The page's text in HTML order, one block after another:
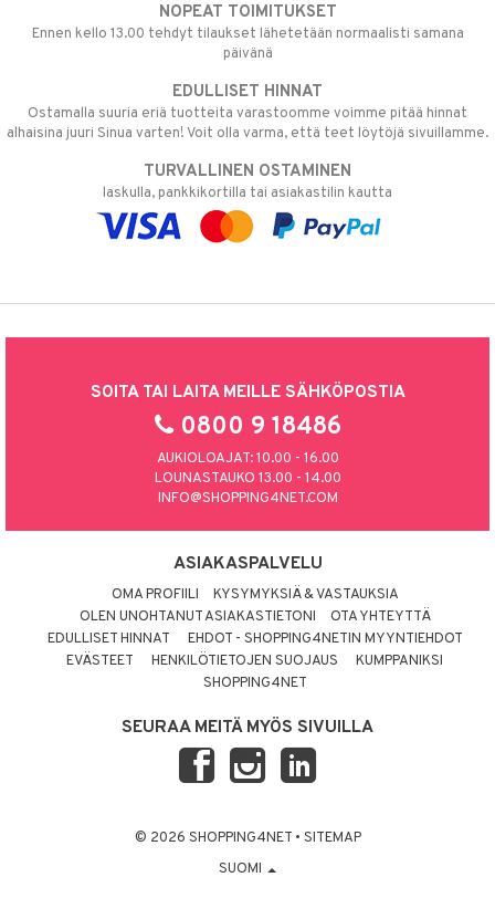
NOPEAT TOIMITUKSET
Ennen kello 13.00 tehdyt tilaukset lähetetään normaalisti samana
päivänä
EDULLISET HINNAT
Ostamalla suuria eriä tuotteita varastoomme voimme pitää hinnat
alhaisina juuri Sinua varten! Voit olla varma, että teet löytöjä sivuillamme.
TURVALLINEN OSTAMINEN
laskulla, pankkikortilla tai asiakastilin kautta
SOITA TAI LAITA MEILLE SÄHKÖPOSTIA
0800 9 18486
AUKIOLOAJAT: 10.00 - 16.00
LOUNASTAUKO 13.00 - 14.00
INFO@SHOPPING4NET.COM
ASIAKASPALVELU
OMA PROFIILI
KYSYMYKSIÄ & VASTAUKSIA
OLEN UNOHTANUT ASIAKASTIETONI
OTA YHTEYTTÄ
EDULLISET HINNAT
EHDOT - SHOPPING4NETIN MYYNTIEHDOT
EVÄSTEET
HENKILÖTIETOJEN SUOJAUS
KUMPPANIKSI
SHOPPING4NET
SEURAA MEITÄ MYÖS SIVUILLA
© 2026 SHOPPING4NET • SITEMAP
SUOMI